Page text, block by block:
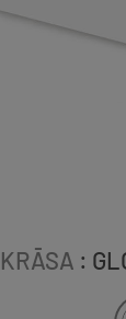
KRĀSA :